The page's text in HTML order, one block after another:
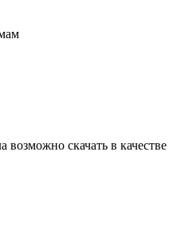
возможно скачать в качестве